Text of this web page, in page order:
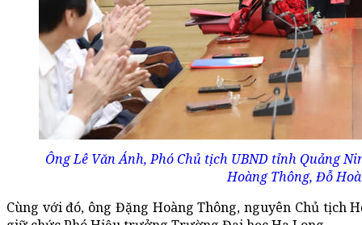
Ông Lê Văn Ánh, Phó Chủ tịch UBND tỉnh Quảng
Hoàng Thông, Đỗ
Cùng với đó, ông Đặng Hoàng Thông, nguyên Chủ tịch